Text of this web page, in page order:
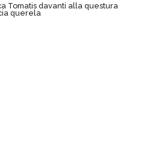
Tomatis davanti alla questura
querela